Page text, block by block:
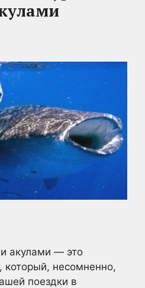
акулами — это
несомненно,
поездки в